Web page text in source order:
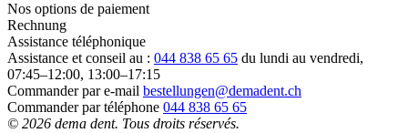
Nos options de paiement
Rechnung
Assistance téléphonique
Assistance et conseil au : 044 838 65 65 du lundi au vendredi,
07:45–12:00, 13:00–17:15
Commander par e-mail bestellungen@demadent.ch
Commander par téléphone 044 838 65 65
© 2026 dema dent. Tous droits réservés.